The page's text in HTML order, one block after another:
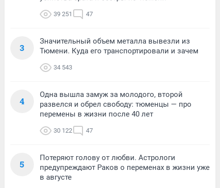
39 251 47
3
Значительный объем металла вывезли из
Тюмени. Куда его транспортировали и зачем
34 543
4
Одна вышла замуж за молодого, второй
развелся и обрел свободу: тюменцы — про
перемены в жизни после 40 лет
30 122 47
5
Потеряют голову от любви. Астрологи
предупреждают Раков о переменах в жизни уже
в августе